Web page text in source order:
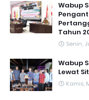
Wabup
Tahun
Senin,
Wabup
Lewat
Kamis,